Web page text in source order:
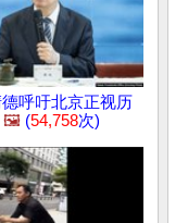
呼吁北京正视历
🖼️ (54,758次)